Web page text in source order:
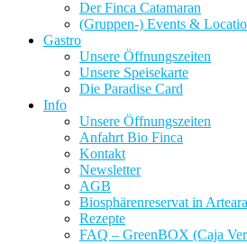
Der Finca Catamaran
(Gruppen-) Events &
Gastro
Unsere Öffnungszeiten
Unsere Speisekarte
Die Paradise Card
Info
Unsere Öffnungszeiten
Anfahrt Bio Finca
Kontakt
Newsletter
AGB
Biosphärenreservat in Arteara
Rezepte
FAQ – GreenBOX (Caja